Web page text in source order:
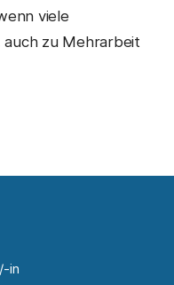
viele
auch zu Mehrarbeit
in